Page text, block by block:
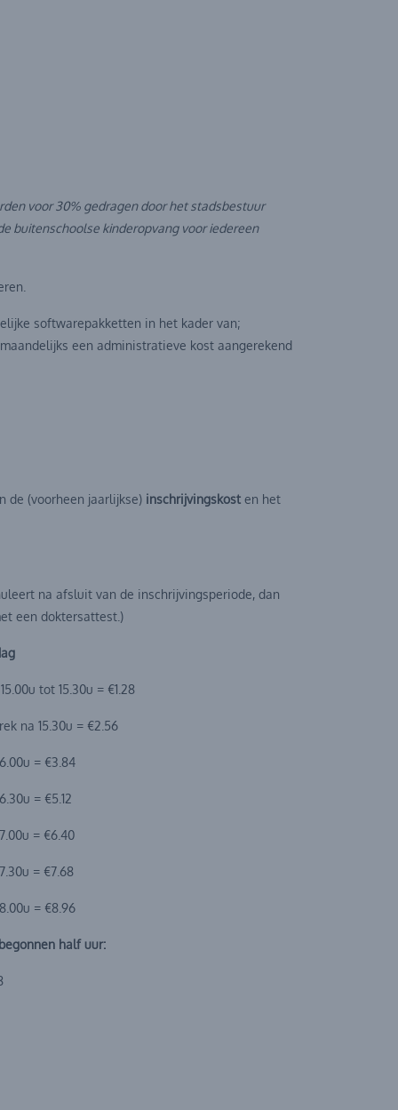
voor 30% gedragen door het stadsbestuur
buitenschoolse kinderopvang voor iedereen
softwarepakketten in het kader van;
een administratieve kost aangerekend
de (voorheen jaarlijkse) inschrijvingskost en het
na afsluit van de inschrijvingsperiode, dan
een doktersattest.)
tot 15.30u = €1.28
na 15.30u = €2.56
= €3.84
= €5.12
= €6.40
= €7.68
= €8.96
half uur: